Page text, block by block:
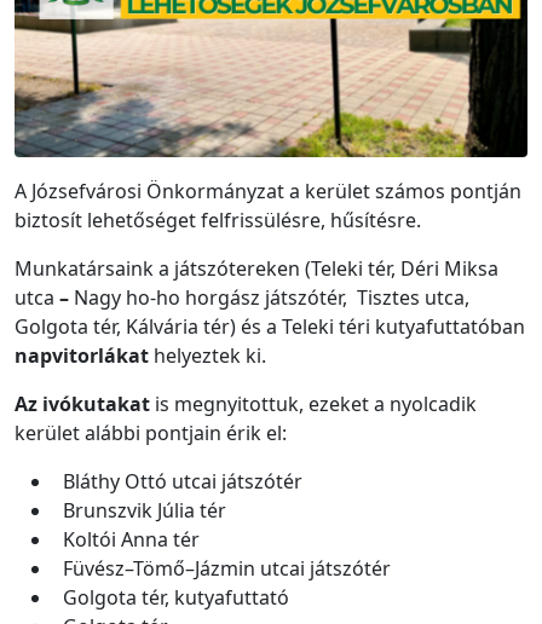
A Józsefvárosi Önkormányzat a kerület számos pontján
biztosít lehetőséget felfrissülésre, hűsítésre.
Munkatársaink a játszótereken (Teleki tér, Déri Miksa
utca – Nagy ho-ho horgász játszótér, Tisztes utca,
Golgota tér, Kálvária tér) és a Teleki téri kutyafuttatóban
napvitorlákat helyeztek ki.
Az ivókutakat is megnyitottuk, ezeket a nyolcadik
kerület alábbi pontjain érik el:
Bláthy Ottó utcai játszótér
Brunszvik Júlia tér
Koltói Anna tér
Füvész–Tömő–Jázmin utcai játszótér
Golgota tér, kutyafuttató